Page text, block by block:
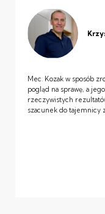
Mec. Kozak w sposób
pogląd na sprawę, a
rzeczywistych
szacunek do tajemnicy